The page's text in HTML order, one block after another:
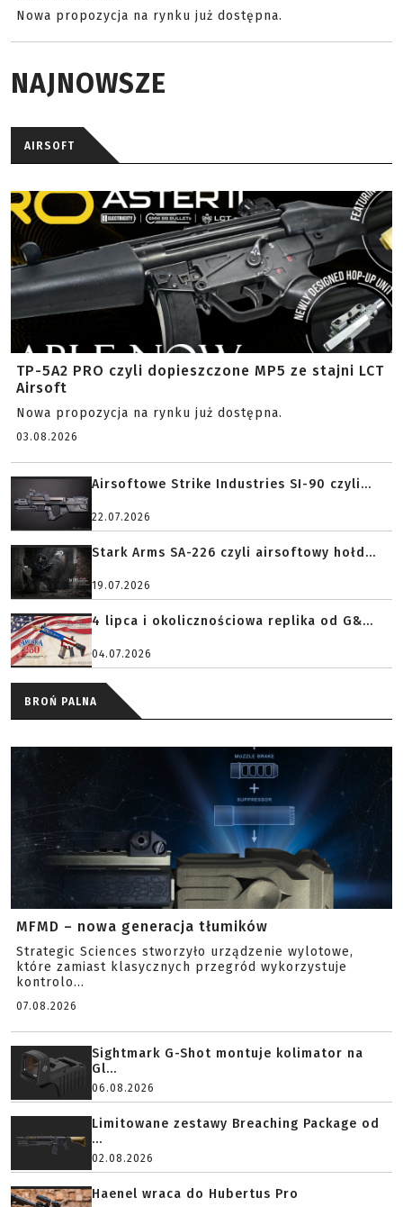
Nowa propozycja na rynku już dostępna.
NAJNOWSZE
AIRSOFT
TP-5A2 PRO czyli dopieszczone MP5 ze stajni LCT
Airsoft
Nowa propozycja na rynku już dostępna.
03.08.2026
Airsoftowe Strike Industries SI-90 czyli...
22.07.2026
Stark Arms SA-226 czyli airsoftowy hołd...
19.07.2026
4 lipca i okolicznościowa replika od G&...
04.07.2026
BROŃ PALNA
MFMD – nowa generacja tłumików
Strategic Sciences stworzyło urządzenie wylotowe,
które zamiast klasycznych przegród wykorzystuje
kontrolo...
07.08.2026
Sightmark G-Shot montuje kolimator na
Gl...
06.08.2026
Limitowane zestawy Breaching Package od
...
02.08.2026
Haenel wraca do Hubertus Pro